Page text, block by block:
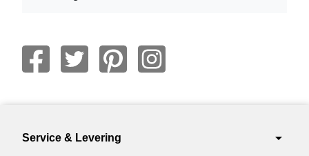
Service & Levering arrow_drop_down